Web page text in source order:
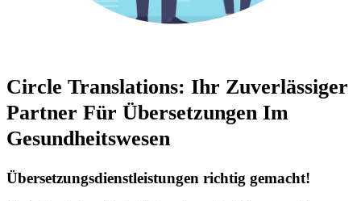
Circle Translations: Ihr Zuverlässiger
Partner Für Übersetzungen Im
Gesundheitswesen
Übersetzungsdienstleistungen richtig gemacht!